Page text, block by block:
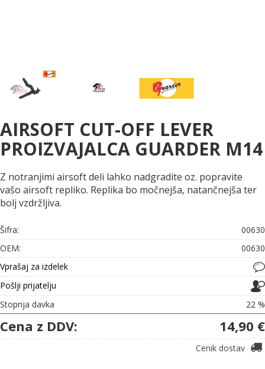
AIRSOFT CUT-OFF LEVER
PROIZVAJALCA GUARDER M14
Z notranjimi airsoft deli lahko nadgradite oz. popravite
vašo airsoft repliko. Replika bo močnejša, natančnejša ter
bolj vzdržljiva.
Šifra:
00630
OEM:
00630
Vprašaj za izdelek
Pošlji prijatelju
Stopnja davka
22 %
Cena z DDV: 14,90 €
Cenik dostav